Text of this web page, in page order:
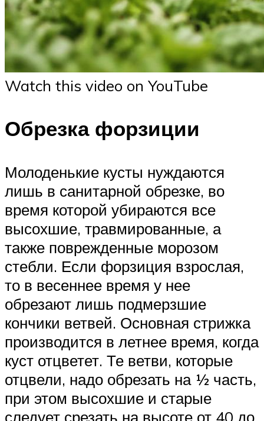
Watch this video on YouTube
Обрезка форзиции
Молоденькие кусты нуждаются
лишь в санитарной обрезке, во
время которой убираются все
высохшие, травмированные, а
также поврежденные морозом
стебли. Если форзиция взрослая,
то в весеннее время у нее
обрезают лишь подмерзшие
кончики ветвей. Основная стрижка
производится в летнее время, когда
куст отцветет. Те ветви, которые
отцвели, надо обрезать на ½ часть,
при этом высохшие и старые
следует срезать на высоте от 40 до